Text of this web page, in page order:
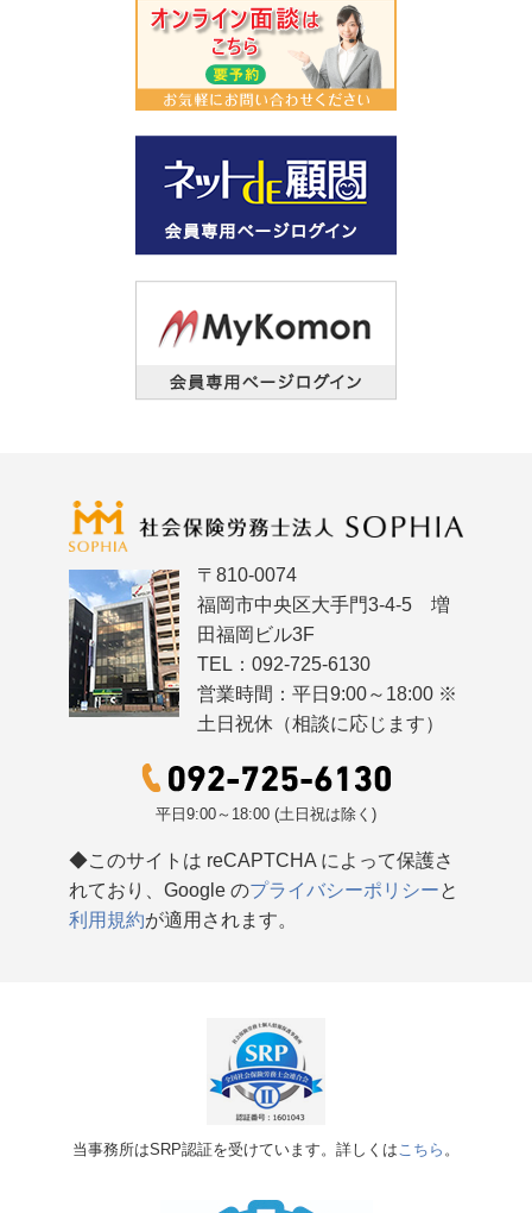
〒810-0074
福岡市中央区大手門3-4-5 増
田福岡ビル3F
TEL：092-725-6130
営業時間：平日9:00～18:00 ※
土日祝休（相談に応じます）
平日9:00～18:00 (土日祝は除く)
◆このサイトは reCAPTCHA によって保護さ
れており、Google のプライバシーポリシーと
利用規約が適用されます。
当事務所はSRP認証を受けています。詳しくはこちら 。